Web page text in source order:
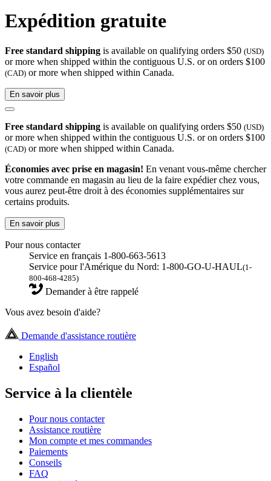
Expédition gratuite
Free standard shipping is available on qualifying orders $50 (USD)
or more when shipped within the contiguous U.S. or on orders $100
(CAD) or more when shipped within Canada.
En savoir plus
Free standard shipping is available on qualifying orders $50 (USD)
or more when shipped within the contiguous U.S. or on orders $100
(CAD) or more when shipped within Canada.
Économies avec prise en magasin! En venant vous-même chercher
votre commande en magasin au lieu de la faire expédier chez vous,
vous aurez peut-être droit à des économies supplémentaires sur
certains produits.
En savoir plus
Pour nous contacter
Service en français 1-800-663-5613
Service pour l'Amérique du Nord: 1-800-GO-U-HAUL(1-
800-468-4285)
Demander à être rappelé
Vous avez besoin d'aide?
Demande d'assistance routière
English
Español
Service à la clientèle
Pour nous contacter
Assistance routière
Mon compte et mes commandes
Paiements
Conseils
FAQ